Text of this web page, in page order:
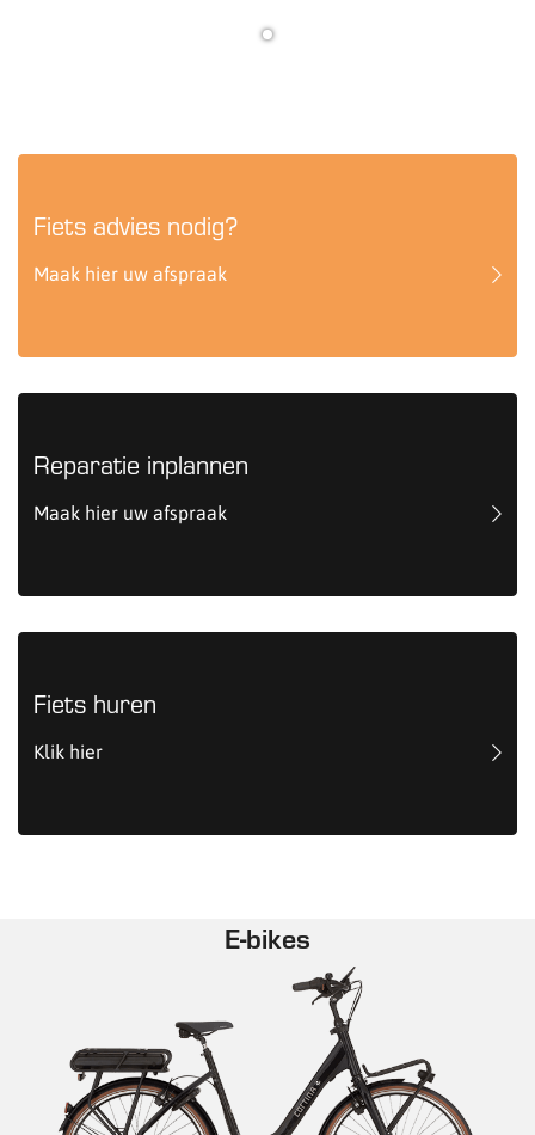
Fiets advies nodig?
Maak hier uw afspraak
Reparatie inplannen
Maak hier uw afspraak
Fiets huren
Klik hier
E-bikes